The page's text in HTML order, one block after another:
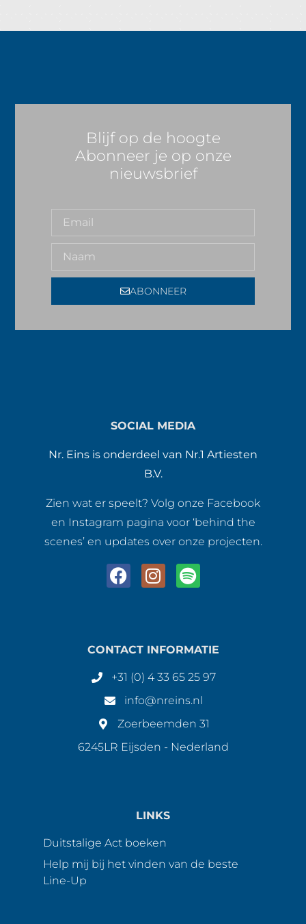
Blijf op de hoogte
Abonneer je op onze
nieuwsbrief
ABONNEER
SOCIAL MEDIA
Nr. Eins is onderdeel van Nr.1 Artiesten
B.V.
Zien wat er speelt? Volg onze Facebook
en Instagram pagina voor ‘behind the
scenes’ en updates over onze projecten.
CONTACT INFORMATIE
+31 (0) 4 33 65 25 97
info@nreins.nl
Zoerbeemden 31
6245LR Eijsden - Nederland
LINKS
Duitstalige Act boeken
Help mij bij het vinden van de beste
Line-Up